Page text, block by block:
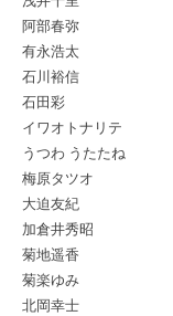
阿部春弥
有永浩太
石川裕信
石田彩
イワオトナリテ
うつわ うたたね
梅原タツオ
大迫友紀
加倉井秀昭
菊地遥香
菊楽ゆみ
北岡幸士